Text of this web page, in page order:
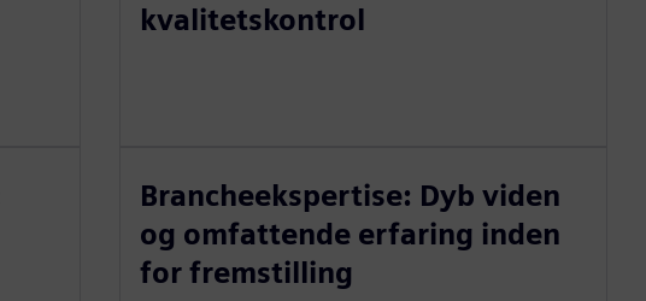
kvalitetskontrol
Brancheekspertise: Dyb viden
og omfattende erfaring inden
for fremstilling